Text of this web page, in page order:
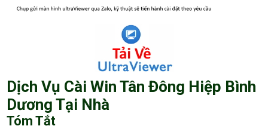
Dịch Vụ Cài Win Tân Đông Hiệp Bình
Dương Tại Nhà
Tóm Tắt